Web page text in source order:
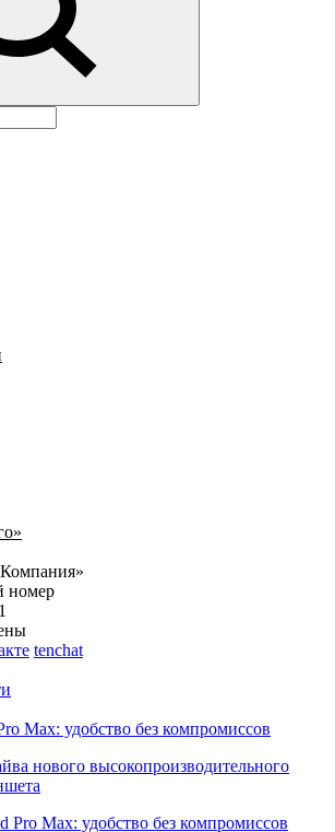
номер
tenchat
Max: удобство без компромиссов
нового высокопроизводительного